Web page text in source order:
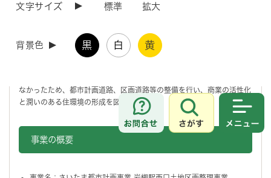
文字サイズ 標準 拡大
背景色 黒 白 黄
お問合せ
さがす
なかったため、都市計画道路、区画道路等の整備を行い、商業の活性化
と潤いのある住環境の形成を図ります。
事業の概要